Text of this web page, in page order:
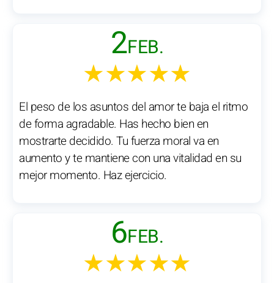
2FEB.
★★★★★
El peso de los asuntos del amor te baja el ritmo
de forma agradable. Has hecho bien en
mostrarte decidido. Tu fuerza moral va en
aumento y te mantiene con una vitalidad en su
mejor momento. Haz ejercicio.
6FEB.
★★★★★